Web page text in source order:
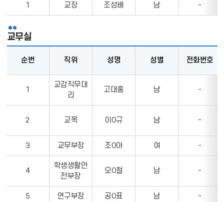
실
의
순
명,
이
1 교장 조성배 남 -
교무실
실
번,
명,
순번 직위 성명 성별 전화번호
1
교감직무대
리
고대홍 남 -
2 교목 이O규 남 -
3 교무부장 조O아 여 -
4
학생생활안
전부장
오O철 남 -
5 연구부장 공O표 남 -